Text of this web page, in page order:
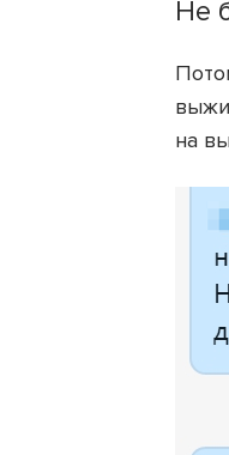
Не
на